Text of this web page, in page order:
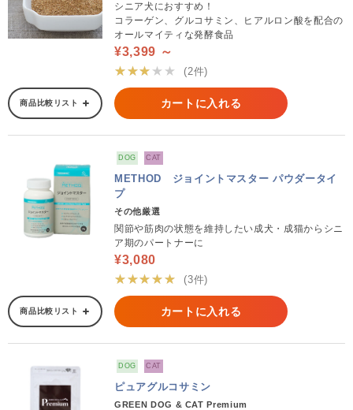
シニア犬におすすめ！
コラーゲン、グルコサミン、ヒアルロン酸を配合の
オールマイティな発酵食品
¥3,399 ～
★★★★★
(2件)
商品比較リスト カートに入れる
DOG CAT
METHOD ジョイントマスター パウダータイ
プ
その他厳選
関節や筋肉の状態を維持したい成犬・成猫からシニ
ア期のパートナーに
¥3,080
★★★★★
(3件)
商品比較リスト カートに入れる
DOG CAT
ピュアグルコサミン
GREEN DOG & CAT Premium